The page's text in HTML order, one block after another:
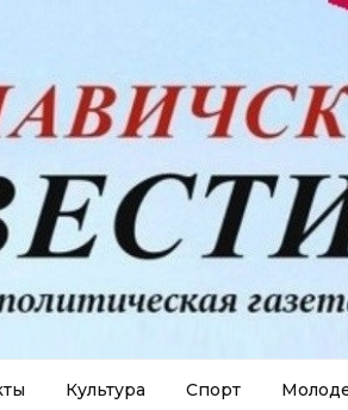
Культура Спорт